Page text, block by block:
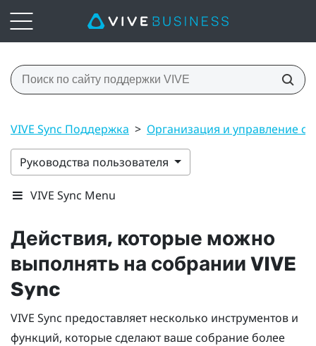
VIVE Sync Поддержка > Организация и управление
Руководства пользователя
VIVE Sync Menu
Действия, которые можно
выполнять на собрании VIVE
Sync
VIVE Sync предоставляет несколько инструментов и
функций, которые сделают ваше собрание более